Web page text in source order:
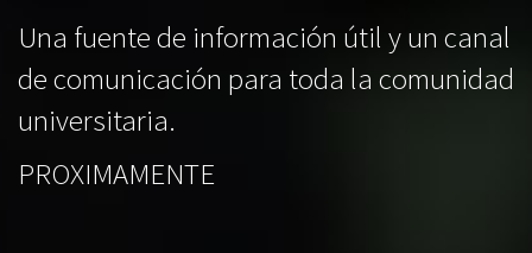
Una fuente de información útil y un canal
de comunicación para toda la comunidad
universitaria.
PROXIMAMENTE